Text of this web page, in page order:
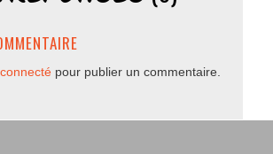
pour publier un commentaire.